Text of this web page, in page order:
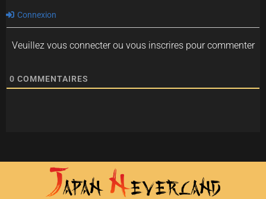
Connexion
Veuillez vous connecter ou vous inscrires pour commenter
0 COMMENTAIRES